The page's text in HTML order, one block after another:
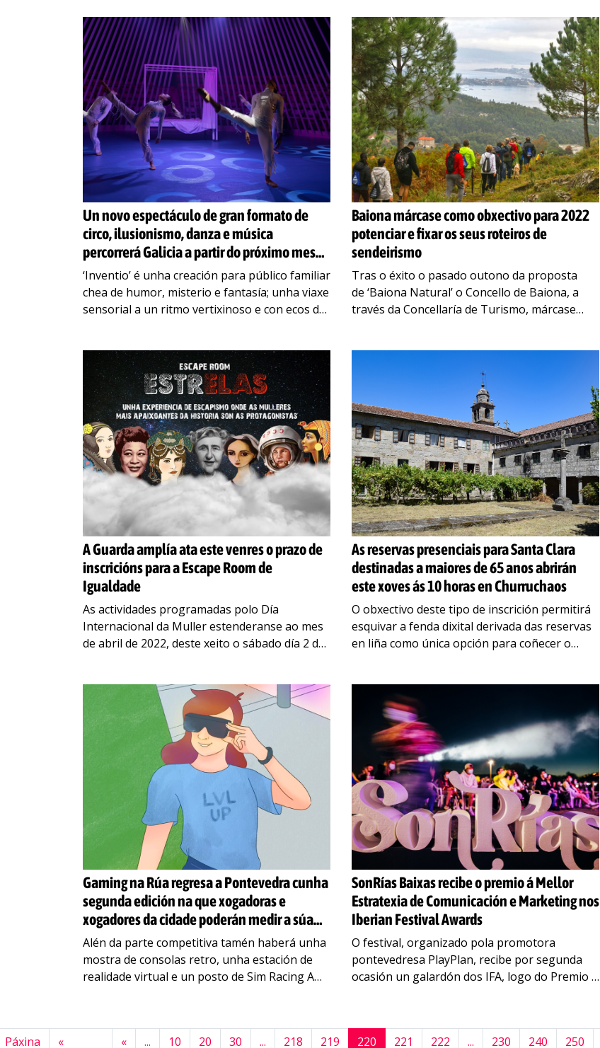
Un novo espectáculo de gran formato de
circo, ilusionismo, danza e música
percorrerá Galicia a partir do próximo mes
de setembro
‘Inventio’ é unha creación para público familiar
chea de humor, misterio e fantasía; unha viaxe
sensorial a un ritmo vertixinoso e con ecos de
Baiona márcase como obxectivo para 2022
potenciar e fixar os seus roteiros de
sendeirismo
Tras o éxito o pasado outono da proposta
de ‘Baiona Natural’ o Concello de Baiona, a
través da Concellaría de Turismo, márcase
A Guarda amplía ata este venres o prazo de
inscricións para a Escape Room de
Igualdade
As actividades programadas polo Día
Internacional da Muller estenderanse ao mes
de abril de 2022, deste xeito o sábado día 2 de
As reservas presenciais para Santa Clara
destinadas a maiores de 65 anos abrirán
este xoves ás 10 horas en Churruchaos
O obxectivo deste tipo de inscrición permitirá
esquivar a fenda dixital derivada das reservas
en liña como única opción para coñecer o
Gaming na Rúa regresa a Pontevedra cunha
segunda edición na que xogadoras e
xogadores da cidade poderán medir a súa
habilidade
Alén da parte competitiva tamén haberá unha
mostra de consolas retro, unha estación de
realidade virtual e un posto de Sim Racing A
SonRías Baixas recibe o premio á Mellor
Estratexia de Comunicación e Marketing nos
Iberian Festival Awards
O festival, organizado pola promotora
pontevedresa PlayPlan, recibe por segunda
ocasión un galardón dos IFA, logo do Premio á
industria…
Páxina
« « ... 10 20 30 ... 218 219 220 221 222 ... 230 240 250